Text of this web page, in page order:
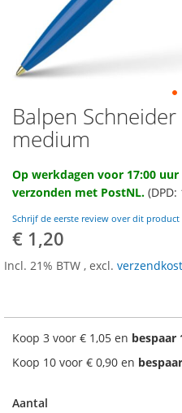
Ga
naar
het
van
de
gallerij
Balpen
medium
Op werkdagen voor 17:00
verzonden met PostNL.
Schrijf de eerste review over dit product
€ 1,20
Incl. 21% BTW , excl.
Koop 3 voor € 1,05 en bespaar
Koop 10 voor € 0,90 en bespaar
Aantal